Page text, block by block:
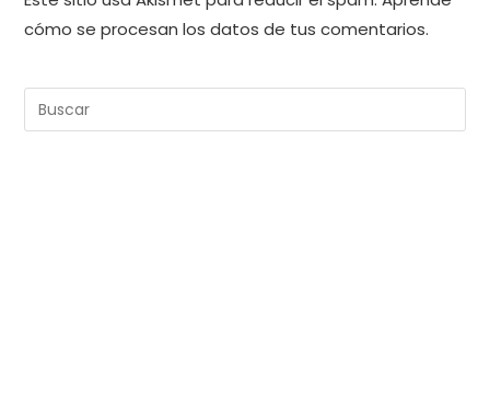
cómo se procesan los datos de tus comentarios.